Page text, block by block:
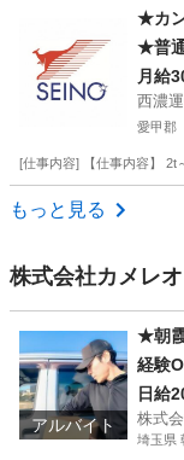
★カ
★普
月給
西濃
愛甲郡
[仕事内容] 【仕事内容】 2t
神奈川 愛甲郡
もっと見る
株式会社カメレ
アルバイト
★朝
経験
可！
日給
株式
埼玉県